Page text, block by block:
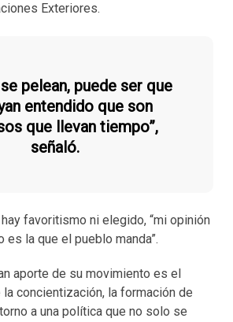
Exteriores.
se pelean, puede ser que
entendido que son
que llevan tiempo”,
señaló.
favoritismo ni elegido, “mi opinión
la que el pueblo manda”.
aporte de su movimiento es el
concientización, la formación de
a una política que no solo se